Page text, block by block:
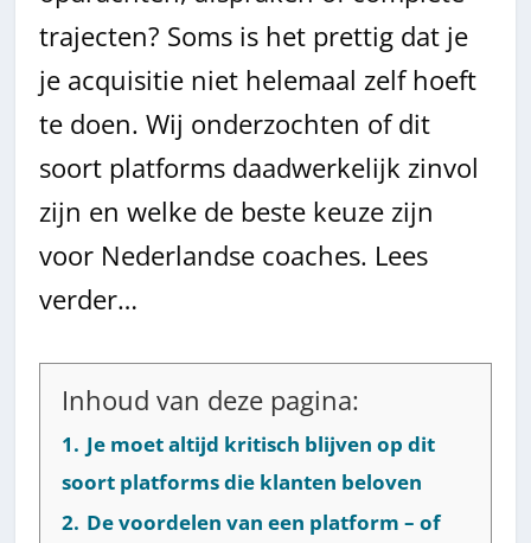
trajecten? Soms is het prettig dat je
je acquisitie niet helemaal zelf hoeft
te doen. Wij onderzochten of dit
soort platforms daadwerkelijk zinvol
zijn en welke de beste keuze zijn
voor Nederlandse coaches. Lees
verder…
Inhoud van deze pagina:
1. Je moet altijd kritisch blijven op dit
soort platforms die klanten beloven
2. De voordelen van een platform – of